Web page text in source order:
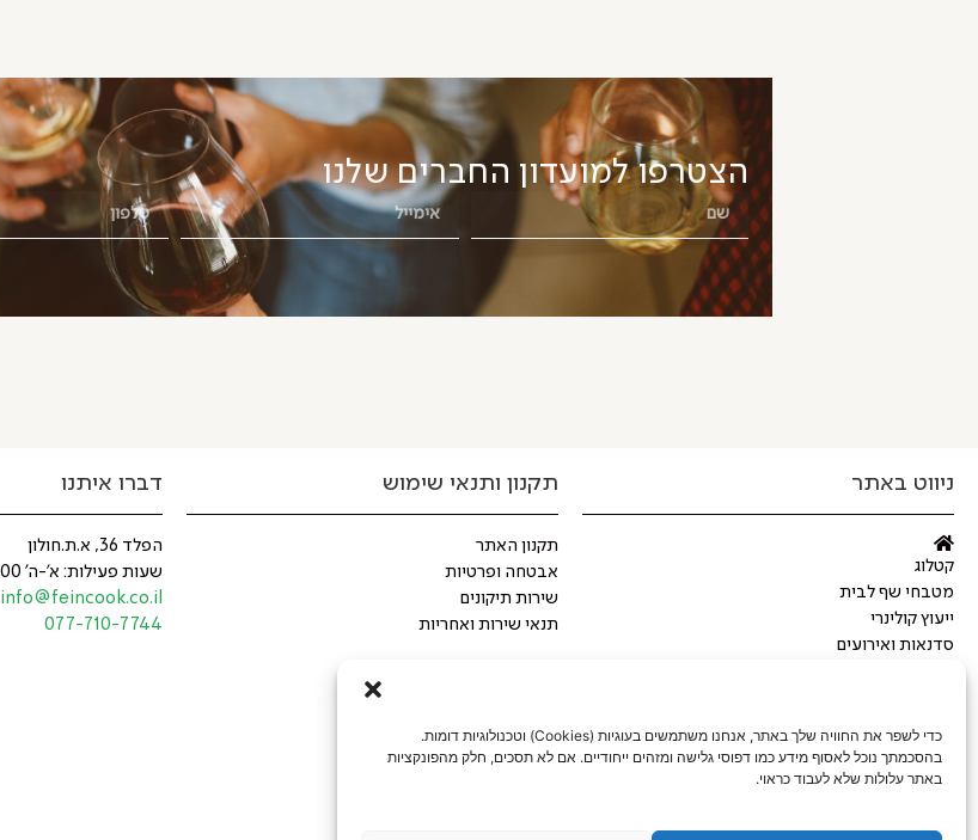
כדי לשפר את החוויה שלך באתר, אנחנו משתמשים בעוגיות (Cookies) וטכנולוגיות דומות.
בהסכמתך נוכל לאסוף מידע כמו דפוסי גלישה ומזהים ייחודיים. אם לא תסכים, חלק מהפונקציות
באתר עלולות שלא לעבוד כראוי.
הצטרפו למועדון החברים שלנו
ניווט באתר
קטלוג
מטבחי שף לבית
ייעוץ קולינרי
סדנאות ואירועים
יצירת קשר
תקנון ותנאי שימוש
תקנון האתר
אבטחה ופרטיות
שירות תיקונים
תנאי שירות ואחריות
דברו איתנו
הפלד 36, א.ת.חולון
שעות פעילות: א'-ה' 09:00-16:00
info@feincook.co.il
077-710-7744